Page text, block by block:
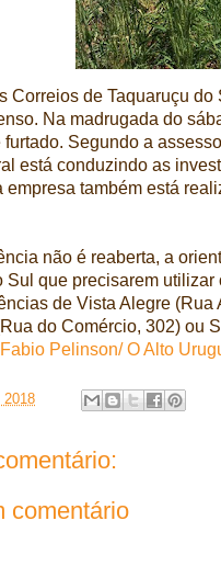
Correios de Taquaruçu
Na madrugada do
furtado. Segundo a
está conduzindo as
empresa também está
não é reaberta, a
Sul que precisarem
de Vista Alegre
do Comércio, 302) ou
Pelinson/ O Alto
2018
comentário